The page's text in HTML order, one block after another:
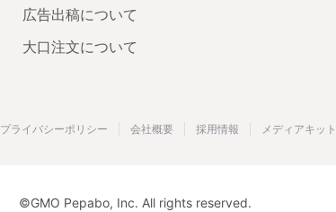
広告出稿について
大口注文について
プライバシーポリシー 会社概要 採用情報 メディアキット
©GMO Pepabo, Inc. All rights reserved.